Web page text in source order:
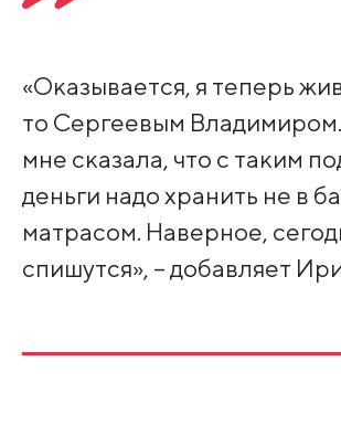
«Оказывается, я теперь
то Сергеевым
мне сказала, что с таким
деньги надо хранить не в
матрасом. Наверное,
спишутся», – добавляет